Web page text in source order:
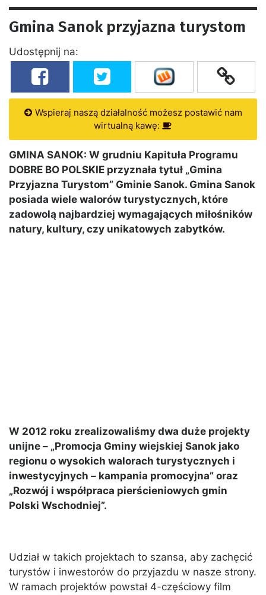
Gmina Sanok przyjazna turystom
Udostępnij na:
Wspieraj naszą działalność możesz postawić nam
wirtualną kawę:
GMINA SANOK: W grudniu Kapituła Programu
DOBRE BO POLSKIE przyznała tytuł „Gmina
Przyjazna Turystom” Gminie Sanok. Gmina Sanok
posiada wiele walorów turystycznych, które
zadowolą najbardziej wymagających miłośników
natury, kultury, czy unikatowych zabytków.
W 2012 roku zrealizowaliśmy dwa duże projekty
unijne – „Promocja Gminy wiejskiej Sanok jako
regionu o wysokich walorach turystycznych i
inwestycyjnych – kampania promocyjna” oraz
„Rozwój i współpraca pierścieniowych gmin
Polski Wschodniej”.
Udział w takich projektach to szansa, aby zachęcić
turystów i inwestorów do przyjazdu w nasze strony.
W ramach projektów powstał 4-częściowy film